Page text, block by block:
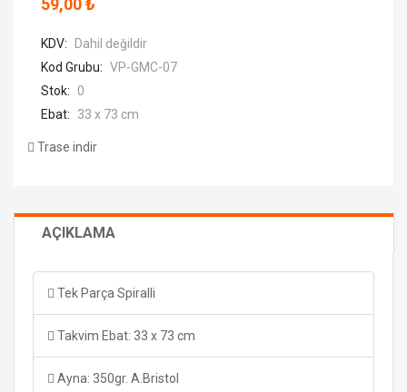
KDV:
Dahil değildir
Kod Grubu: VP-GMC-07
Stok:
0
Ebat:
33 x 73 cm
Trase indir
AÇIKLAMA
Tek Parça Spiralli
Takvim Ebat: 33 x 73 cm
Ayna: 350gr. A.Bristol